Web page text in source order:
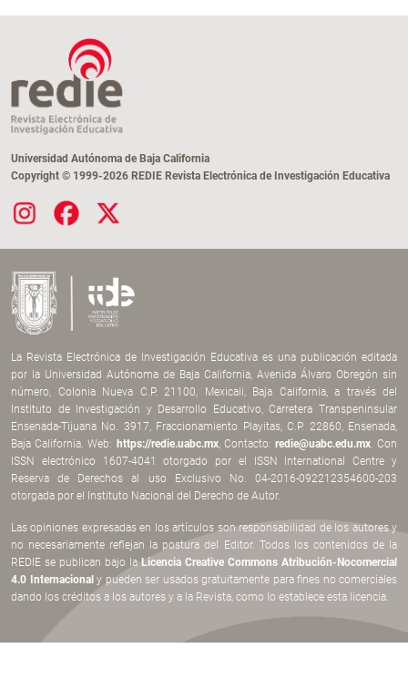
Universidad Autónoma de Baja California
Copyright © 1999-2026 REDIE Revista Electrónica de Investigación Educativa
La Revista Electrónica de Investigación Educativa es una publicación editada
por la Universidad Autónoma de Baja California, Avenida Álvaro Obregón sin
número, Colonia Nueva C.P. 21100, Mexicali, Baja California, a través del
Instituto de Investigación y Desarrollo Educativo, Carretera Transpeninsular
Ensenada-Tijuana No. 3917, Fraccionamiento Playitas, C.P. 22860, Ensenada,
Baja California. Web: https://redie.uabc.mx, Contacto: redie@uabc.edu.mx. Con
ISSN electrónico 1607-4041 otorgado por el ISSN International Centre y
Reserva de Derechos al uso Exclusivo No. 04-2016-092212354600-203
otorgada por el Instituto Nacional del Derecho de Autor.
Las opiniones expresadas en los artículos son responsabilidad de los autores y
no necesariamente reflejan la postura del Editor. Todos los contenidos de la
REDIE se publican bajo la Licencia Creative Commons Atribución-Nocomercial
4.0 Internacional y pueden ser usados gratuitamente para fines no comerciales
dando los créditos a los autores y a la Revista, como lo establece esta licencia.